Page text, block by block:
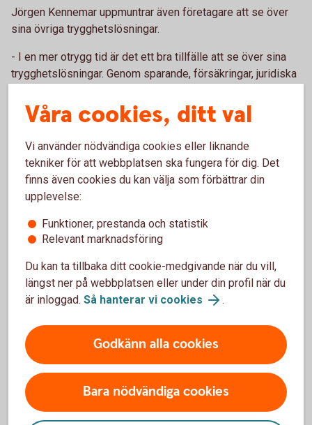
Jörgen Kennemar uppmuntrar även företagare att se över
sina övriga trygghetslösningar.
- I en mer otrygg tid är det ett bra tillfälle att se över sina
trygghetslösningar. Genom sparande, försäkringar, juridiska
förutsättningar för att öka tryggheten. Att gå med i a-kassan
är en billig försäkring och ändå är relativt få egenföretagare
medlemmar, säger Jörgen Kennemar.
Enskild firma eller aktiebolag?
göra månadsvisa insättningar. Pengarna kan inte tas ut
första året.
Driver du enskild firma kan du endast placera företagets
pengar på bankkonton.
*Historisk avkastning är ingen garanti för framtida
avkastning. De pengar som placeras i fonden kan både
minska och öka i värde och det är inte säkert att du får
tillbaka hela det insatta kapitalet. Faktablad,
informationsbroschyrer och fondbestämmelser finns att
Våra cookies, ditt val
Vi använder nödvändiga cookies eller liknande
tekniker för att webbplatsen ska fungera för dig. Det
finns även cookies du kan välja som förbättrar din
upplevelse:
Funktioner, prestanda och statistik
Relevant marknadsföring
Du kan ta tillbaka ditt cookie-medgivande när du vill,
längst ner på webbplatsen eller under din profil när du
är inloggad. Så hanterar vi cookies .
Godkänn alla cookies
Bara nödvändiga cookies